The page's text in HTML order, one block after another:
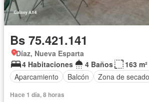
Bs 75.421.141
Díaz, Nueva Esparta
4 Habitaciones
4 Baños
163 m²
Aparcamiento
Balcón Zona de secado
Hace 1 día, 8 horas